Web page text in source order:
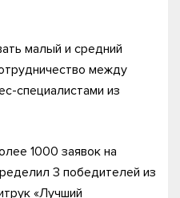
малый и средний
между
специалистами из
1000 заявок на
3 победителей из
«Лучший